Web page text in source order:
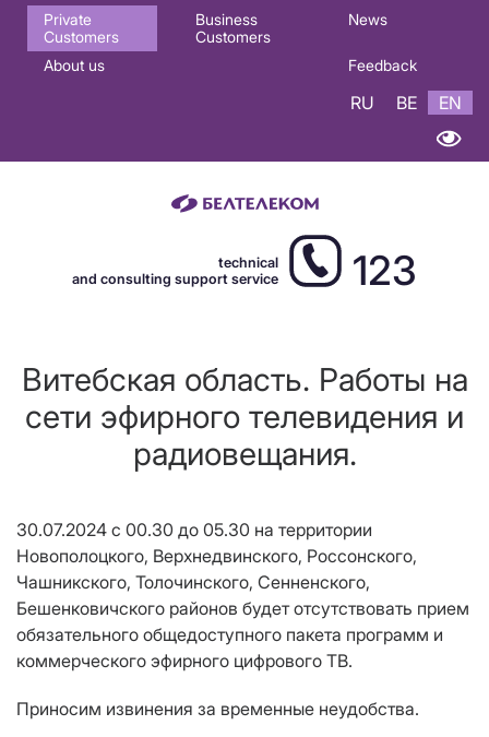
Основная
навигация
Private
Customers
Business
Customers
News
About us Feedback
RU BE EN
technical
and consulting support service
123
Витебская область. Работы на
сети эфирного телевидения и
радиовещания.
30.07.2024 с 00.30 до 05.30 на территории
Новополоцкого, Верхнедвинского, Россонского,
Чашникского, Толочинского, Сенненского,
Бешенковичского районов будет отсутствовать прием
обязательного общедоступного пакета программ и
коммерческого эфирного цифрового ТВ.
Приносим извинения за временные неудобства.